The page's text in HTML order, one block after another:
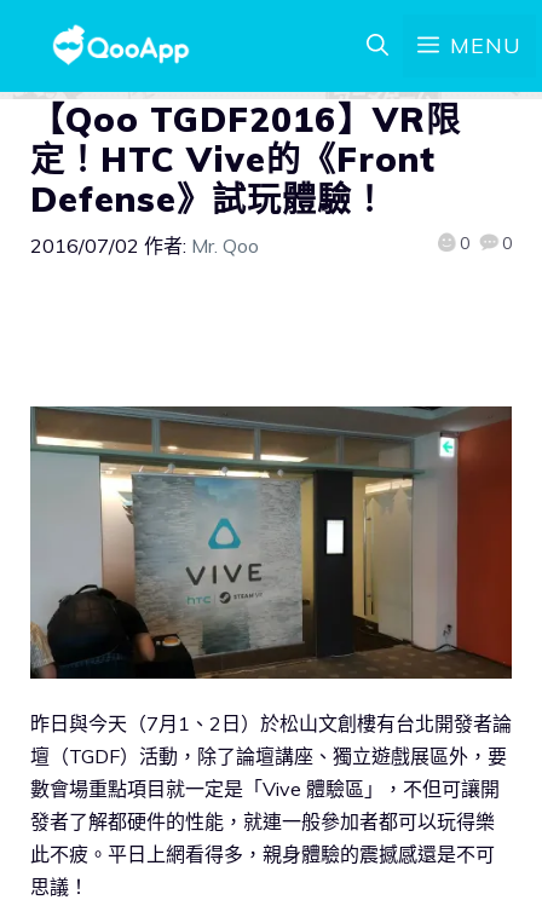
MENU
【Qoo TGDF2016】VR限
定！HTC Vive的《Front
Defense》試玩體驗！
2016/07/02 作者: Mr. Qoo 0 0
昨日與今天（7月1、2日）於松山文創樓有台北開發者論
壇（TGDF）活動，除了論壇講座、獨立遊戲展區外，要
數會場重點項目就一定是「Vive 體驗區」，不但可讓開
發者了解都硬件的性能，就連一般參加者都可以玩得樂
此不疲。平日上網看得多，親身體驗的震撼感還是不可
思議！